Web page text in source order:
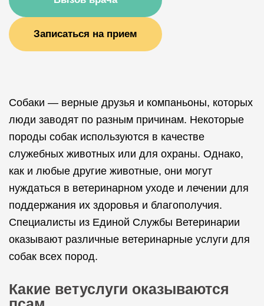
Записаться на прием
Собаки — верные друзья и компаньоны, которых
люди заводят по разным причинам. Некоторые
породы собак используются в качестве
служебных животных или для охраны. Однако,
как и любые другие животные, они могут
нуждаться в ветеринарном уходе и лечении для
поддержания их здоровья и благополучия.
Специалисты из Единой Службы Ветеринарии
оказывают различные ветеринарные услуги для
собак всех пород.
Какие ветуслуги оказываются